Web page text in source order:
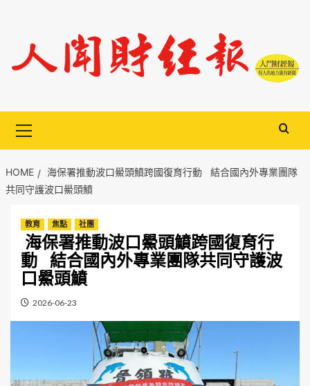
content
Menu
HOME
海保署推動波口鱟頭鱝跨國復育行動 結合國內外專業團隊
共同守護波口鱟頭鱝
教育 焦點 社團
海保署推動波口鱟頭鱝跨國復育行
動 結合國內外專業團隊共同守護波
口鱟頭鱝
2026-06-23